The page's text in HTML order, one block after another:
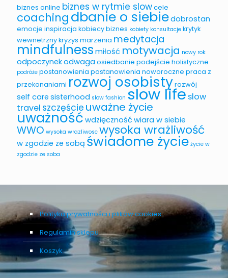
biznes online biznes w rytmie slowcele
coaching dbanie o siebiedobrostan
emocje inspiracja kobiecy biznes kobiety konsultacje krytyk
wewnetrznykryzys marzenia medytacja
mindfulness miłość motywacja nowy rok
odpoczynekodwaga osiedbanie podejście holistyczne
podróże postanowienia postanowienia noworoczne praca z
przekonaniami rozwoj osobistyrozwój
self care sisterhood slow fashion slow life slow
travel szczęście uważne życie
uważność wdzięczność wiara w siebie
WWO wysoka wrazliwosc wysoka wrażliwość
w zgodzie ze sobą świadome życie życie w
zgodzie ze soba
Polityka prywatności i plików cookies
Regulamin sklepu
Koszyk